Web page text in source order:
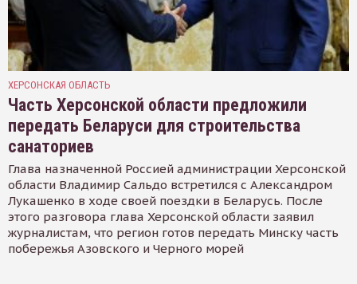
ХЕРСОНСКАЯ ОБЛАСТЬ
Часть Херсонской области предложили
передать Беларуси для строительства
санаториев
Глава назначенной Россией администрации Херсонской
области Владимир Сальдо встретился с Александром
Лукашенко в ходе своей поездки в Беларусь. После
этого разговора глава Херсонской области заявил
журналистам, что регион готов передать Минску часть
побережья Азовского и Черного морей